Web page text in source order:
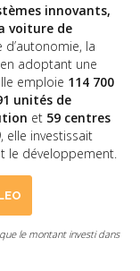
innovants,
voiture de
d’autonomie, la
adoptant une
emploie 114 700
unités de
et 59 centres
elle investissait
le développement.
le montant investi dans